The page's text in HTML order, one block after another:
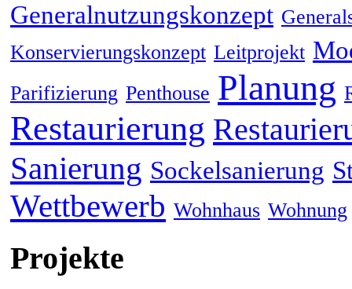
Generalnutzungskonzept
Konservierungskonzept Leitprojekt
Parifizierung Penthouse Planung
Restaurierung
Sanierung Sockelsanierung
Wettbewerb Wohnhaus Wohnung
Projekte